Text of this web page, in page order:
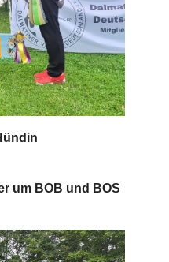
um BOB und BOS